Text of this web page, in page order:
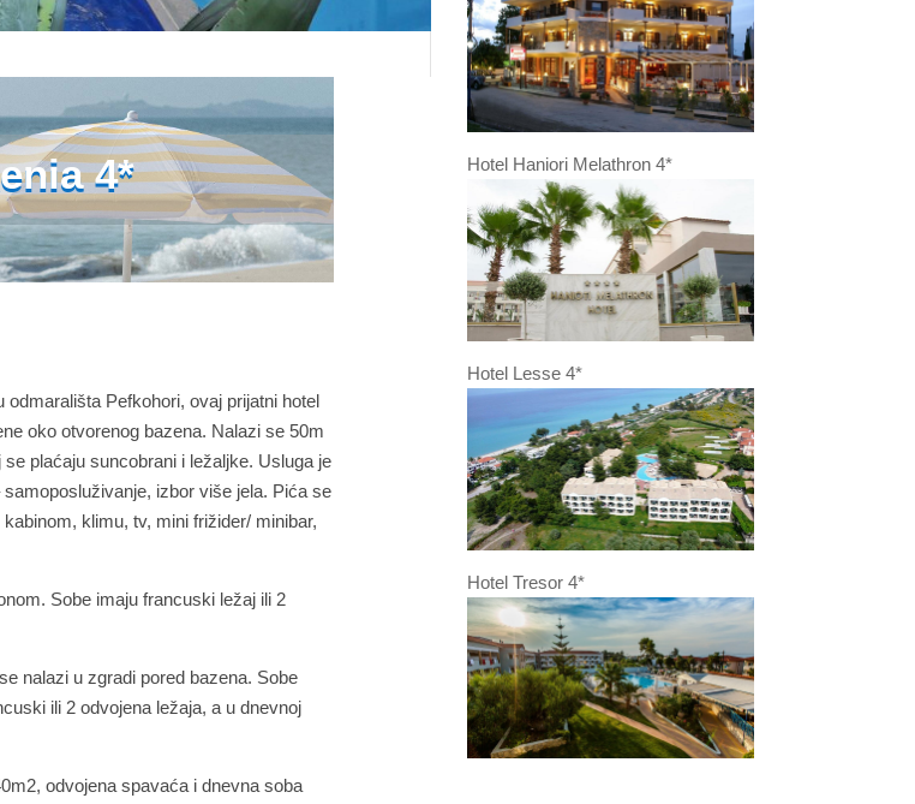
4*
Pefkohori, ovaj prijatni hotel
oko otvorenog bazena. Nalazi se 50m
plaćaju suncobrani i ležaljke. Usluga je
izbor više jela. Pića se
klimu, tv, mini frižider/ minibar,
Sobe imaju francuski ležaj ili 2
nalazi u zgradi pored bazena. Sobe
ili 2 odvojena ležaja, a u dnevnoj
odvojena spavaća i dnevna soba
Hotel Haniori Melathron 4*
Hotel Lesse 4*
Hotel Tresor 4*